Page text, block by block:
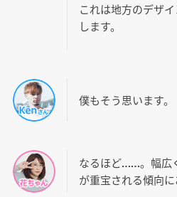
これは地方のデザ
します。
僕もそう思います。
なるほど……。幅広
が重宝される傾向に